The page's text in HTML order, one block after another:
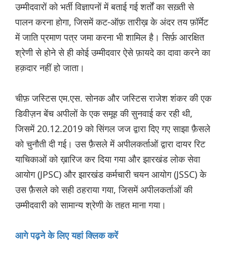
उम्मीदवारों को भर्ती विज्ञापनों में बताई गई शर्तों का सख़्ती से
पालन करना होगा, जिसमें कट-ऑफ़ तारीख़ के अंदर तय फ़ॉर्मेट
में जाति प्रमाण पत्र जमा करना भी शामिल है। सिर्फ़ आरक्षित
श्रेणी से होने से ही कोई उम्मीदवार ऐसे फ़ायदे का दावा करने का
हक़दार नहीं हो जाता।
चीफ़ जस्टिस एम.एस. सोनक और जस्टिस राजेश शंकर की एक
डिवीज़न बेंच अपीलों के एक समूह की सुनवाई कर रही थी,
जिसमें 20.12.2019 को सिंगल जज द्वारा दिए गए साझा फ़ैसले
को चुनौती दी गई। उस फ़ैसले में अपीलकर्ताओं द्वारा दायर रिट
याचिकाओं को ख़ारिज कर दिया गया और झारखंड लोक सेवा
आयोग (JPSC) और झारखंड कर्मचारी चयन आयोग (JSSC) के
उस फ़ैसले को सही ठहराया गया, जिसमें अपीलकर्ताओं की
उम्मीदवारी को सामान्य श्रेणी के तहत माना गया।
आगे पढ़ने के लिए यहां क्लिक करें